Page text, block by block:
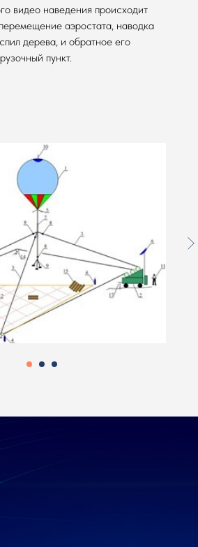
видео наведения происходит
аэростата, наводка
дерева, и обратное его
пункт.